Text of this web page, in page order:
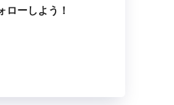
ローしよう！